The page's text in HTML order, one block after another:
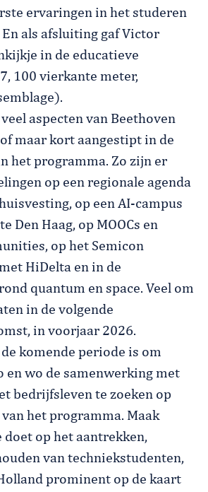
ervaringen in het studeren
En als afsluiting gaf Victor
in de educatieve
100 vierkante meter,
aspecten van Beethoven
maar kort aangestipt in de
het programma. Zo zijn er
op een regionale agenda
op een AI-campus
Den Haag, op MOOCs en
op het Semicon
HiDelta en in de
quantum en space. Veel om
in de volgende
in voorjaar 2026.
komende periode is om
en wo de samenwerking met
bedrijfsleven te zoeken op
het programma. Maak
op het aantrekken,
van techniekstudenten,
prominent op de kaart